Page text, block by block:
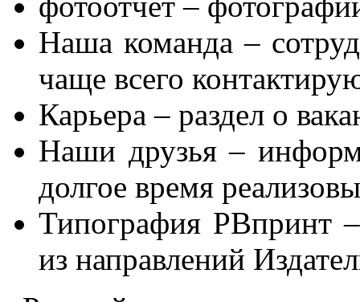
Наша команда –
чаще всего
Карьера – раздел о
Наши друзья –
долгое время
Типография РВпринт –
из направлений